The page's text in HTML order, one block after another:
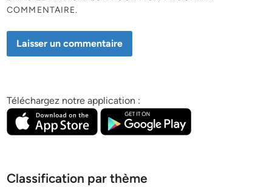
COMMENTAIRE.
Téléchargez notre application :
Classification par thème